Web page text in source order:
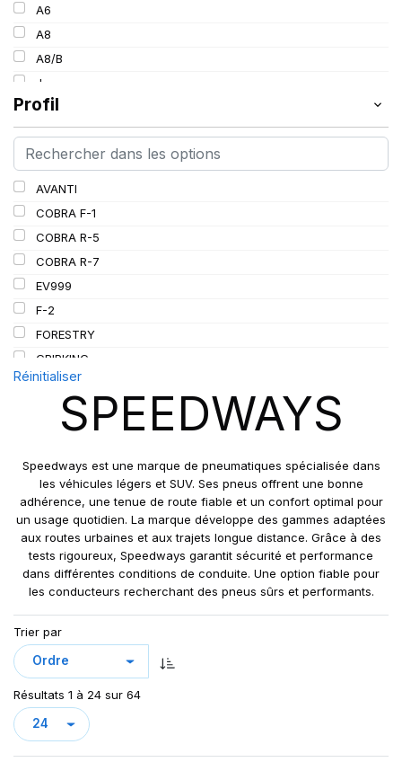
30
34
36
A6
A8
A8/B
J
L
PR
Profil
AVANTI
COBRA F-1
COBRA R-5
COBRA R-7
EV999
F-2
FORESTRY
GRIPKING
GRIPKING HD
GRIPKING R-1
LIFT KING
PK 303
PK 319
POWERGRIP
POWER GRIP G-2
POWER LUG (R-4)
SAMRAT
SW-101
SW-201
Réinitialiser
SPEEDWAYS
Speedways est une marque de pneumatiques spécialisée dans
les véhicules légers et SUV. Ses pneus offrent une bonne
adhérence, une tenue de route fiable et un confort optimal pour
un usage quotidien. La marque développe des gammes adaptées
aux routes urbaines et aux trajets longue distance. Grâce à des
tests rigoureux, Speedways garantit sécurité et performance
dans différentes conditions de conduite. Une option fiable pour
les conducteurs recherchant des pneus sûrs et performants.
Trier par
Résultats 1 à 24 sur 64